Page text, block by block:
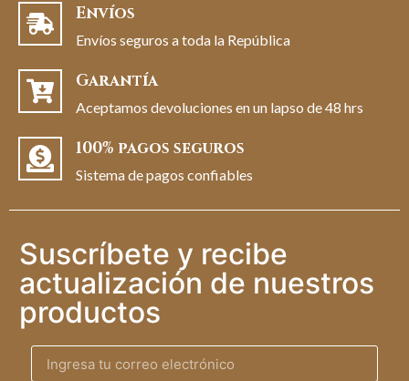
Envíos
Envíos seguros a toda la República
Garantía
Aceptamos devoluciones en un lapso de 48 hrs
100% pagos seguros
Sistema de pagos confiables
Suscríbete y recibe
actualización de nuestros
productos